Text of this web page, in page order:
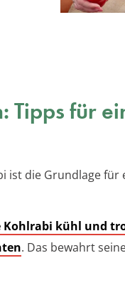
Tipps für
ist die Grundlage für
Kohlrabi kühl und
. Das bewahrt